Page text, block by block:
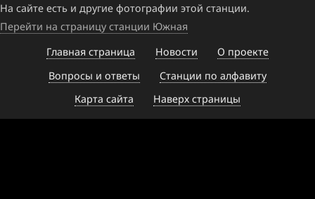
На сайте есть и другие фотографии этой станции.
Перейти на страницу станции Южная
Главная страница
Новости
О проекте
Вопросы и ответы
Станции по алфавиту
Карта сайта
Наверх страницы